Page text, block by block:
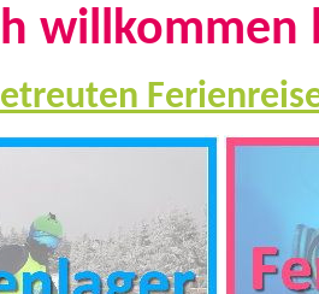
willkommen
Fer